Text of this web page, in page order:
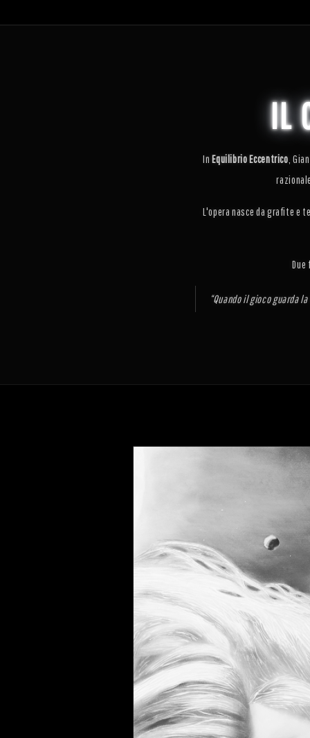
IL
InEquilibrio Eccentrico ,
L'opera nasce da grafite e
Due
“Quando il gioco guarda